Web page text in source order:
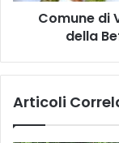
a
e
P
Comune di
della
Articoli